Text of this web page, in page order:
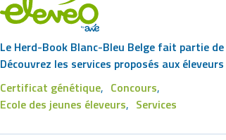
Le Herd-Book Blanc-Bleu Belge fait partie de
Découvrez les services proposés aux
Footer
Certificat génétique
Concours
Ecole des jeunes éleveurs
Services